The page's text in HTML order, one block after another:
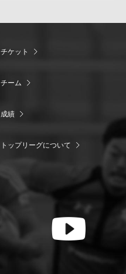
チケット
チーム
成績
トップリーグについて